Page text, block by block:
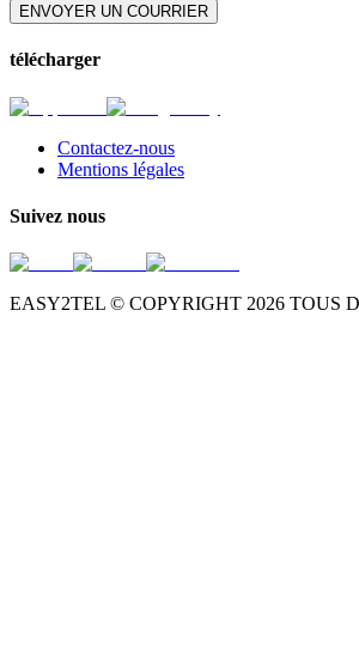
ENVOYER UN COURRIER
télécharger
Contactez-nous
Mentions légales
Suivez nous
EASY2TEL © COPYRIGHT 2026 TOUS